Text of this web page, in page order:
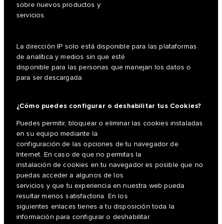
sobre nuevos productos y
servicios.
La dirección IP solo está disponible para las plataformas
de analítica y medios sin que esté
disponible para las personas que manejan los datos o
para ser descargada.
¿Cómo puedes configurar o deshabilitar tus Cookies?
Puedes permitir, bloquear o eliminar las cookies instaladas
en su equipo mediante la
configuración de las opciones de tu navegador de
Internet. En caso de que no permitas la
instalación de cookies en tu navegador es posible que no
puedas acceder a algunos de los
servicios y que tu experiencia en nuestra web pueda
resultar menos satisfactoria. En los
siguientes enlaces tienes a tu disposición toda la
información para configurar o deshabilitar